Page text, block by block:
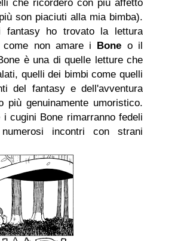
che ricorderò con più affetto
son piaciuti alla mia bimba).
fantasy ho trovato la lettura
come non amare i Bone o il
è una di quelle letture che
quelli dei bimbi come quelli
del fantasy e dell'avventura
genuinamente umoristico.
cugini Bone rimarranno fedeli
incontri con strani